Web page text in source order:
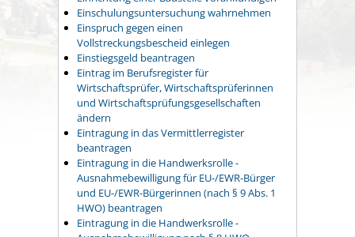
Einschulungsuntersuchung wahrnehmen
Einspruch gegen einen
Vollstreckungsbescheid einlegen
Einstiegsgeld beantragen
Eintrag im Berufsregister für
Wirtschaftsprüfer, Wirtschaftsprüferinnen
und Wirtschaftsprüfungsgesellschaften
ändern
Eintragung in das Vermittlerregister
beantragen
Eintragung in die Handwerksrolle -
Ausnahmebewilligung für EU-/EWR-Bürger
und EU-/EWR-Bürgerinnen (nach § 9 Abs. 1
HWO) beantragen
Eintragung in die Handwerksrolle -